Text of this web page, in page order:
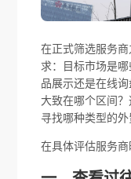
在正式筛选服务
求：目标市场是
品展示还是在线
大致在哪个区间
寻找哪种类型的外
在具体评估服务